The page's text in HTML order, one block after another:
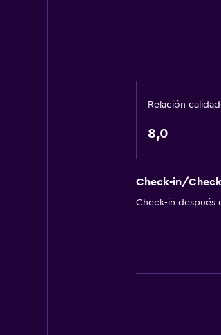
Relación
8,0
Check-in/
Check-in después